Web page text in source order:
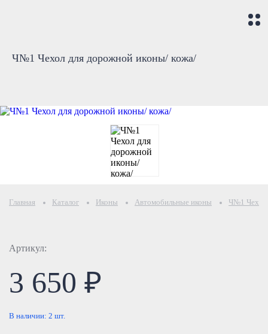
Ч№1 Чехол для дорожной иконы/ кожа/
Главная Каталог Иконы Автомобильные иконы Ч№1 Чехол
Артикул:
3 650 ₽
В наличии: 2 шт.